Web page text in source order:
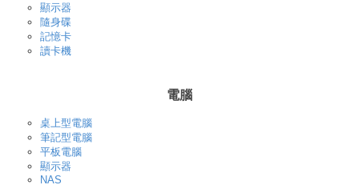
顯示器
隨身碟
記憶卡
讀卡機
電腦
桌上型電腦
筆記型電腦
平板電腦
顯示器
NAS